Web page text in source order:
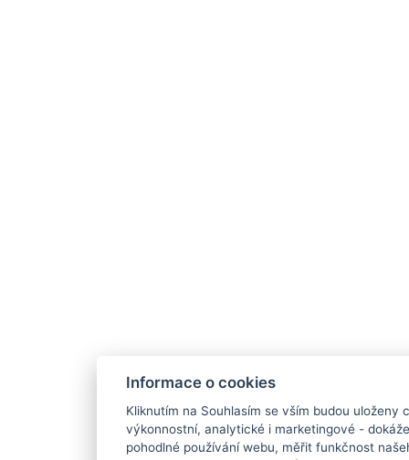
Informace o cookies
Kliknutím na Souhlasím se vším budou uloženy
výkonnostní, analytické i marketingové -
pohodlné používání webu, měřit funkčnost